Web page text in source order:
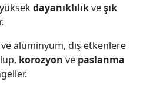
dayanıklılıkveşık
alüminyum, dış etkenlere
korozyon ve paslanma